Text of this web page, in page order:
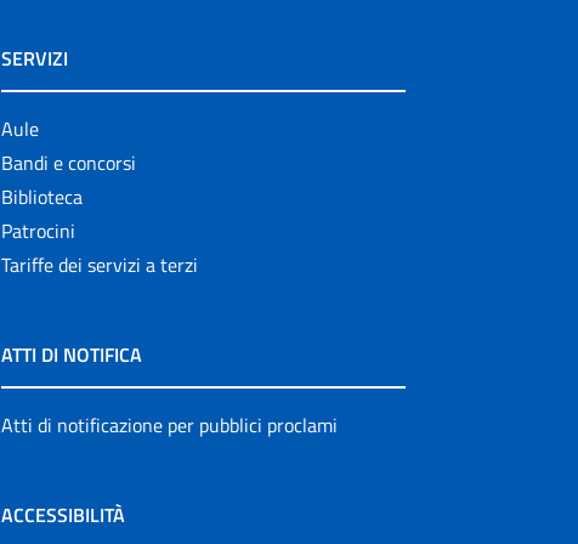
SERVIZI
Aule
Bandi e concorsi
Biblioteca
Patrocini
Tariffe dei servizi a terzi
ATTI DI NOTIFICA
Atti di notificazione per pubblici proclami
ACCESSIBILITÀ